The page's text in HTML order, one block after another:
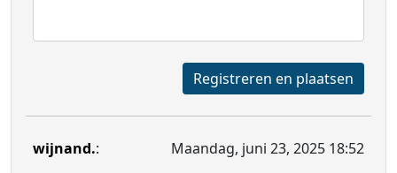
Registreren en plaatsen
wijnand.:
Maandag, juni 23, 2025 18:52